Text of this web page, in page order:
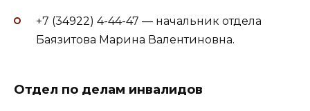
+7 (34922) 4-44-47 — начальник отдела
Баязитова Марина Валентиновна.
Отдел по делам инвалидов